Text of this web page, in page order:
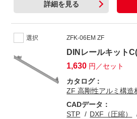
詳細を見る
選択 ZFK-06EM ZF
DINレールキット
1,630 円／セット
カタログ：
ZF 高剛性アルミ構
CADデータ：
STP
DXF（圧縮）